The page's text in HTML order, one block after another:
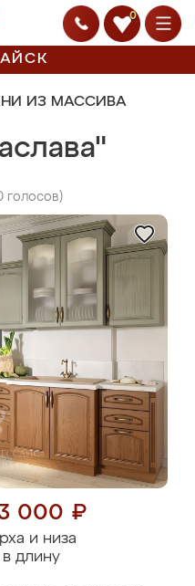
0
ИЗ МАССИВА
голосов)
000 ₽
и низа
в длину